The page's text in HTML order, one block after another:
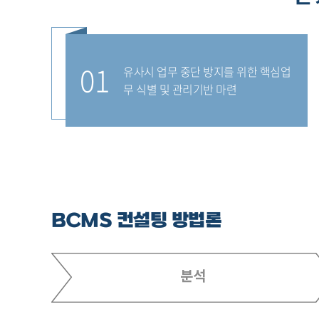
01
유사시 업무 중단 방지를 위한 핵심업
무 식별 및 관리기반 마련
BCMS 컨설팅 방법론